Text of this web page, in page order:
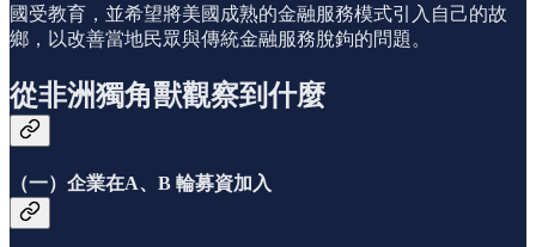
國受教育，並希望將美國成熟的金融服務模式引入自己的故
鄉，以改善當地民眾與傳統金融服務脫鉤的問題。
從非洲獨角獸觀察到什麼
（一）企業在A、B 輪募資加入